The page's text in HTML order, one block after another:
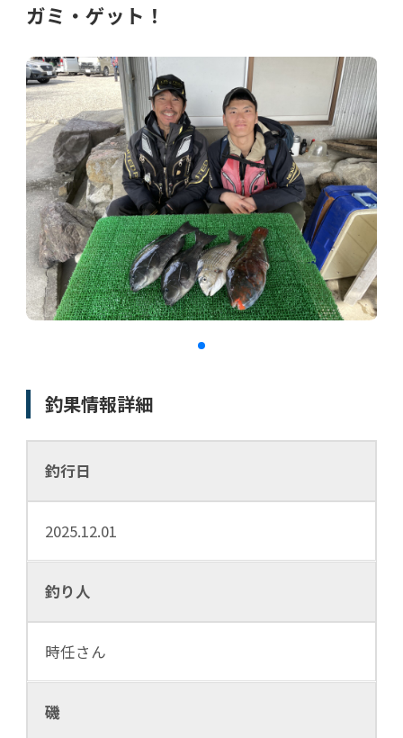
ガミ・ゲット！
釣果情報詳細
釣行日
2025.12.01
釣り人
時任さん
磯